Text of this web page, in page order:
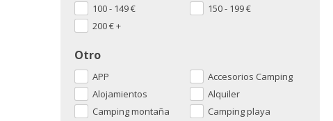
Otro
APP
Accesorios Camping
Alojamientos
Alquiler
Camping montaña
Camping playa
100 - 149€ 150 - 199€
200€+